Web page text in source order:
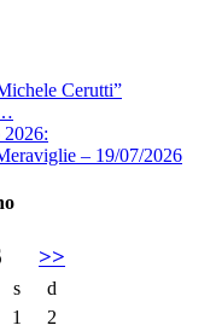
Cerutti”
– 19/07/2026
>>
s
d
1 2